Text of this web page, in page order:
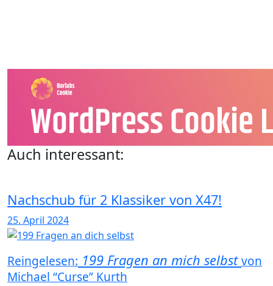
Auch interessant:
Nachschub für 2 Klassiker von X47!
25. April 2024
Reingelesen: 199 Fragen an mich selbst von
Michael “Curse” Kurth